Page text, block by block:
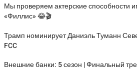
Мы проверяем актерские способности
«Филлис» 😂🎬
Трамп номинирует Даниэль Туманн
FCC
Внешние банки: 5 сезон | Финальный